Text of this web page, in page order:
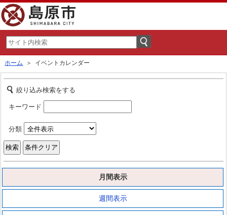
ホーム ＞ イベントカレンダー
絞り込み検索をする
キーワード
分類
月間表示
週間表示